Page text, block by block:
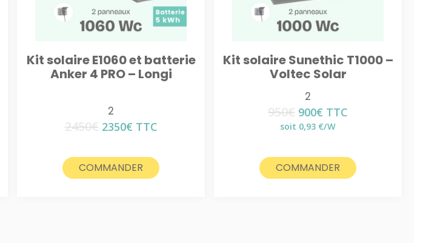
Kit solaire E1060 et batterie
Anker 4 PRO – Longi
2
2450€ Le
était :
2450€.
2350€Le
est :
2350€.
TTC
COMMANDER
Kit solaire Sunethic T1000 –
Voltec Solar
2
950€ Le
prix
950€.
900€ Le
prix
900€.
TTC
soit 0,93 €/W
COMMANDER